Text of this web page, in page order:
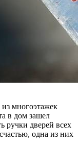
многоэтажек
в дом зашел
ручки дверей всех
одна из них